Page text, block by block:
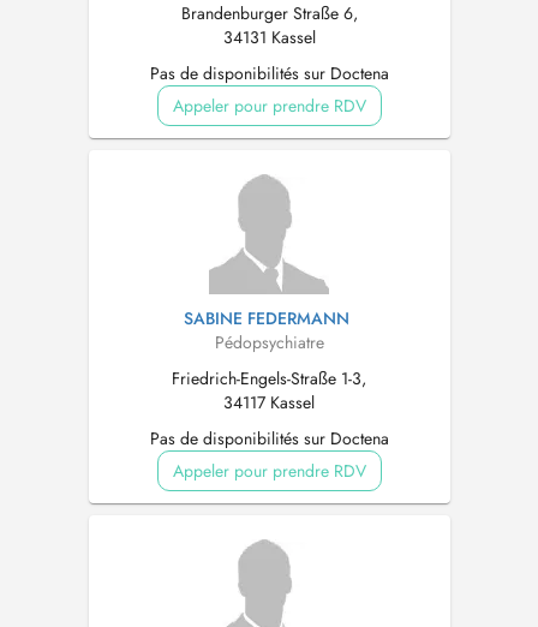
Brandenburger Straße 6,
34131 Kassel
Pas de disponibilités sur Doctena
Appeler pour prendre RDV
SABINE FEDERMANN
Pédopsychiatre
Friedrich-Engels-Straße 1-3,
34117 Kassel
Pas de disponibilités sur Doctena
Appeler pour prendre RDV